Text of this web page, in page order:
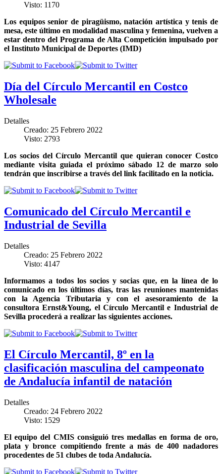
Visto: 1170
Los equipos senior de piragüismo, natación artística y tenis de
mesa, este último en modalidad masculina y femenina, vuelven a
estar dentro del Programa de Alta Competición impulsado por
el Instituto Municipal de Deportes (IMD)
Día del Círculo Mercantil en Costco
Wholesale
Detalles
Creado: 25 Febrero 2022
Visto: 2793
Los socios del Círculo Mercantil que quieran conocer Costco
mediante visita guiada el próximo sábado 12 de marzo solo
tendrán que inscribirse a través del link facilitado en la noticia.
Comunicado del Círculo Mercantil e
Industrial de Sevilla
Detalles
Creado: 25 Febrero 2022
Visto: 4147
Informamos a todos los socios y socias que, en la línea de lo
comunicado en los últimos días, tras las reuniones mantenidas
con la Agencia Tributaria y con el asesoramiento de la
consultora Ernst&Young, el Círculo Mercantil e Industrial de
Sevilla procederá a realizar las siguientes acciones.
El Círculo Mercantil, 8º en la
clasificación masculina del campeonato
de Andalucía infantil de natación
Detalles
Creado: 24 Febrero 2022
Visto: 1529
El equipo del CMIS consiguió tres medallas en forma de oro,
plata y bronce compitiendo frente a más de 400 nadadores
procedentes de 51 clubes de toda Andalucía.